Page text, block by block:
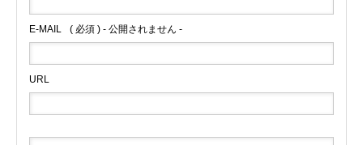
E-MAIL ( 必須 ) - 公開されません -
URL